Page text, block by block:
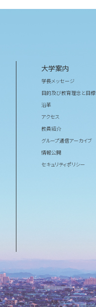
大学案内
学長メッセージ
目的及び教育理念と目標
沿革
アクセス
教員紹介
グループ通信アーカイブ
情報公開
セキュリティポリシー